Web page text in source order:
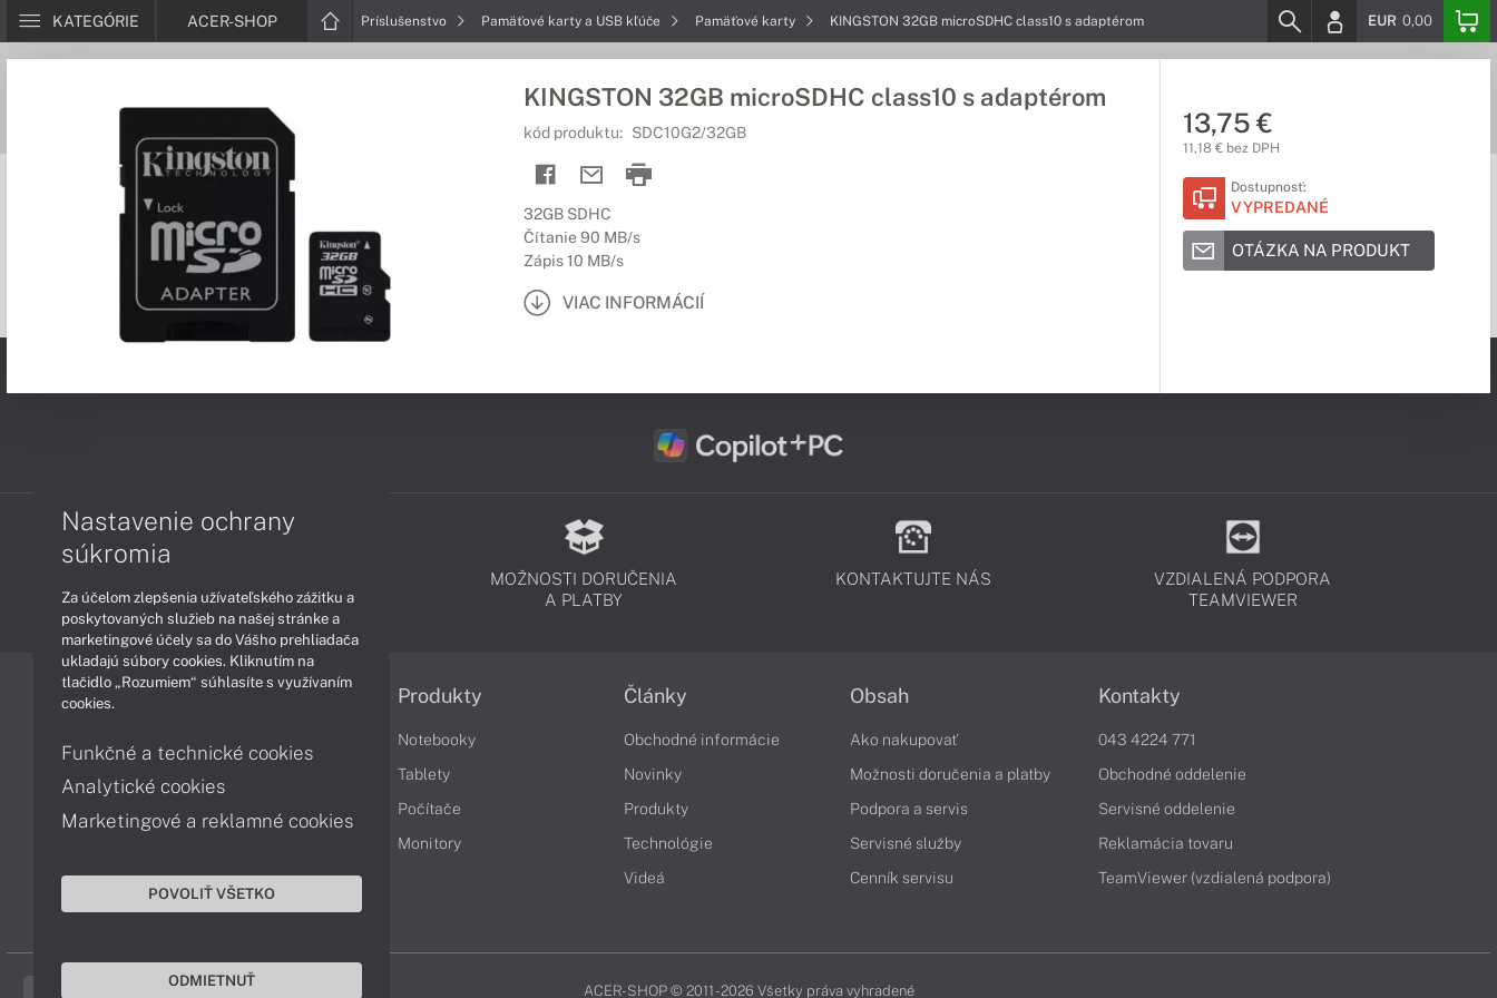
KATEGÓRIE ACER-SHOP Príslušenstvo Pamäťové karty a USB kľúče Pamäťové karty KINGSTON 32GB microSDHC class10 s adaptérom EUR 0,00
KINGSTON 32GB microSDHC class10 s adaptérom
kód produktu: SDC10G2/32GB
32GB SDHC
Čítanie 90 MB/s
Zápis 10 MB/s
VIAC INFORMÁCIÍ
13,75 €
11,18 € bez DPH
Dostupnosť:
VYPREDANÉ
OTÁZKA NA PRODUKT
MOŽNOSTI DORUČENIA
A PLATBY
KONTAKTUJTE NÁS
VZDIALENÁ PODPORA
TEAMVIEWER
Vyhlásenie o prístupnosti
Cookies
Produkty
Notebooky
Tablety
Počítače
Monitory
Články
Obchodné informácie
Novinky
Produkty
Technológie
Videá
Obsah
Ako nakupovať
Možnosti doručenia a platby
Podpora a servis
Servisné služby
Cenník servisu
Kontakty
043 4224 771
Obchodné oddelenie
Servisné oddelenie
Reklamácia tovaru
TeamViewer (vzdialená podpora)
ACER-SHOP © 2011 - 2026 Všetky práva vyhradené
Nastavenie ochrany
súkromia
Za účelom zlepšenia užívateľského zážitku a
poskytovaných služieb na našej stránke a
marketingové účely sa do Vášho prehliadača
ukladajú súbory cookies. Kliknutím na
tlačidlo „Rozumiem“ súhlasíte s využívaním
cookies.
Funkčné a technické cookies
Analytické cookies
Marketingové a reklamné cookies
POVOLIŤ VŠETKO
ODMIETNUŤ